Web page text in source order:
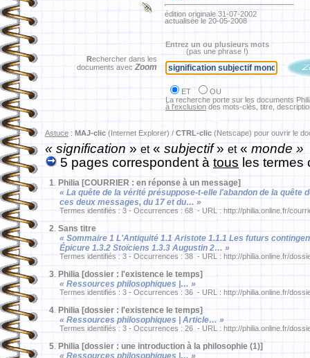
édition originale 31-07-2002
actualisée le 20-05-2008
Rechercher dans les
documents avec Zoom
Entrez un ou plusieurs mots
(pas une phrase !)
ET
OU
La recherche porte sur les documents
à l'exclusion des mots-clés, titre,
Astuce : MAJ-clic (Internet Explorer) / CTRL-clic (Netscape) pour ouvrir le
« signification » et« subjectif» et« monde »
5 pages correspondent à tous les termes
1. Philia [COURRIER : en réponse à un message]
« La quête de la vérité présuppose-t-elle l'abandon de la quête
ces deux messages, du 17 et du… »
Termes identifiés : 3 - Occurrences : 68 - URL : http://philia.online.fr/
2. Sans titre
« Sommaire 1 L'Antiquité 1.1 Aristote 1.1.1 Les futurs
Épicure 1.3.2 Stoïciens 1.3.3 Augustin 2… »
Termes identifiés : 3 - Occurrences : 38 - URL : http://philia.online.fr/
3. Philia [dossier : l'existence le temps]
« Ressources philosophiques |… »
Termes identifiés : 3 - Occurrences : 36 - URL : http://philia.online.fr/
4. Philia [dossier : l'existence le temps]
« Ressources philosophiques | Article… »
Termes identifiés : 3 - Occurrences : 26 - URL : http://philia.online.fr/
5. Philia [dossier : une introduction à la philosophie (1)]
« Ressources philosophiques |… »